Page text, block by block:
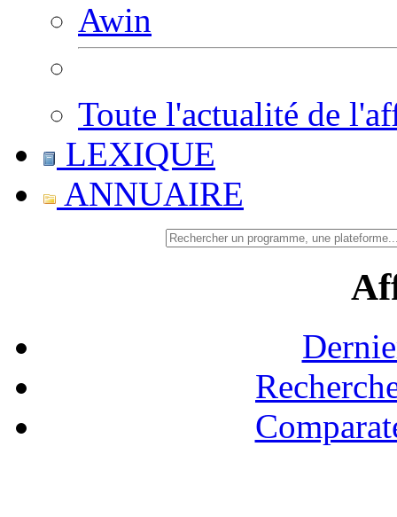
Awin
Toute l'actualité de
LEXIQUE
ANNUAIRE